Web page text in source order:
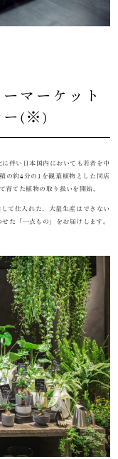
マーケット
ー(※)
伴い日本国内においても若者を中
の約4分の1を観葉植物とした同店
育てた植物の取り扱いを開始。
て仕入れた、大量生産はできない
た「一点もの」をお届けします。